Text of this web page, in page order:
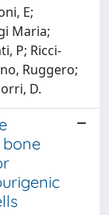
E;
Maria;
P; Ricci-
Ruggero;
D.